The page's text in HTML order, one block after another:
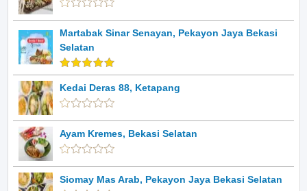
Martabak Sinar Senayan, Pekayon Jaya Bekasi
Selatan
Kedai Deras 88, Ketapang
Ayam Kremes, Bekasi Selatan
Siomay Mas Arab, Pekayon Jaya Bekasi Selatan